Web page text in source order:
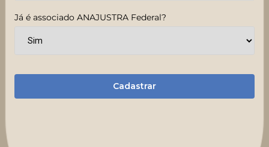
Já é associado ANAJUSTRA Federal?
Cadastrar